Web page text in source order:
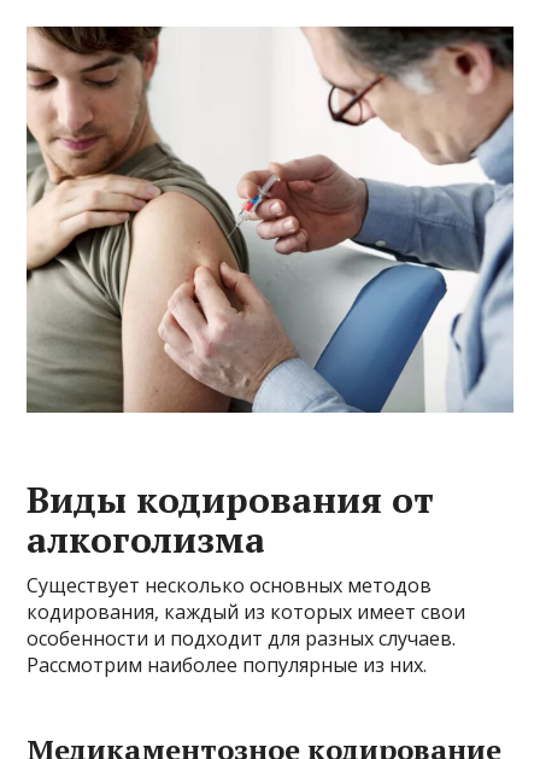
Виды кодирования от
алкоголизма
Существует несколько основных методов
кодирования, каждый из которых имеет свои
особенности и подходит для разных случаев.
Рассмотрим наиболее популярные из них.
Медикаментозное кодирование